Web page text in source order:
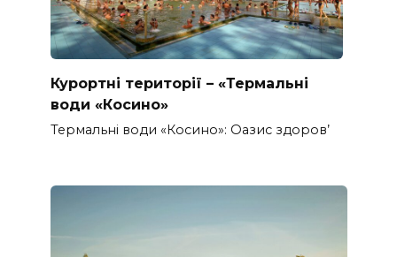
Курортні території – «Термальні
води «Косино»
Термальні води «Косино»: Оазис здоров’